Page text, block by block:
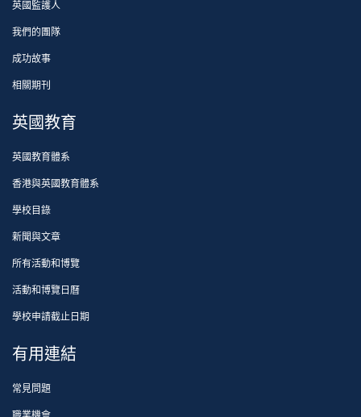
英國監護人
我們的團隊
成功故事
相關期刊
英國教育
英國教育體系
香港與英國教育體系
學校目錄
新聞與文章
所有活動和博覽
活動和博覽日曆
學校申請截止日期
有用連結
常見問題